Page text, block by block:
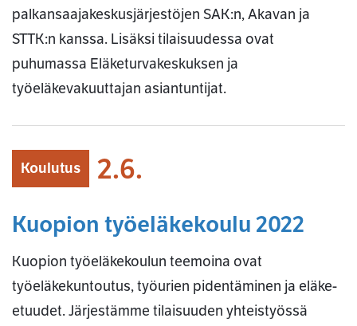
palkansaajakeskusjärjestöjen SAK:n, Akavan ja
STTK:n kanssa. Lisäksi tilaisuudessa ovat
puhumassa Eläketurvakeskuksen ja
työeläkevakuuttajan asiantuntijat.
Koulutus 2.6.
Kuopion työeläkekoulu 2022
Kuopion työeläkekoulun teemoina ovat
työeläkekuntoutus, työurien pidentäminen ja eläke-
etuudet. Järjestämme tilaisuuden yhteistyössä